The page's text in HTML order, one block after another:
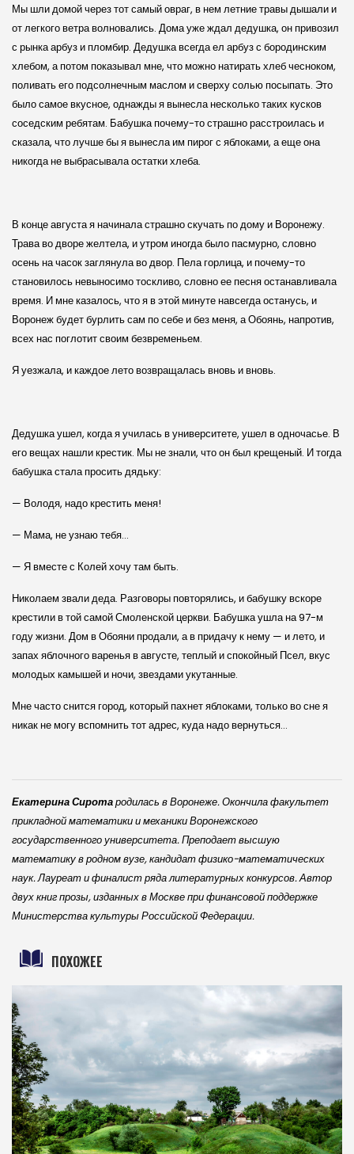
Мы шли домой через тот самый овраг, в нем летние травы дышали и
от легкого ветра волновались. Дома уже ждал дедушка, он привозил
с рынка арбуз и пломбир. Дедушка всегда ел арбуз с бородинским
хлебом, а потом показывал мне, что можно натирать хлеб чесноком,
поливать его подсолнечным маслом и сверху солью посыпать. Это
было самое вкусное, однажды я вынесла несколько таких кусков
соседским ребятам. Бабушка почему-то страшно расстроилась и
сказала, что лучше бы я вынесла им пирог с яблоками, а еще она
никогда не выбрасывала остатки хлеба.
В конце августа я начинала страшно скучать по дому и Воронежу.
Трава во дворе желтела, и утром иногда было пасмурно, словно
осень на часок заглянула во двор. Пела горлица, и почему-то
становилось невыносимо тоскливо, словно ее песня останавливала
время. И мне казалось, что я в этой минуте навсегда останусь, и
Воронеж будет бурлить сам по себе и без меня, а Обоянь, напротив,
всех нас поглотит своим безвременьем.
Я уезжала, и каждое лето возвращалась вновь и вновь.
Дедушка ушел, когда я училась в университете, ушел в одночасье. В
его вещах нашли крестик. Мы не знали, что он был крещеный. И тогда
бабушка стала просить дядьку:
— Володя, надо крестить меня!
— Мама, не узнаю тебя…
— Я вместе с Колей хочу там быть.
Николаем звали деда. Разговоры повторялись, и бабушку вскоре
крестили в той самой Смоленской церкви. Бабушка ушла на 97-м
году жизни. Дом в Обояни продали, а в придачу к нему — и лето, и
запах яблочного варенья в августе, теплый и спокойный Псел, вкус
молодых камышей и ночи, звездами укутанные.
Мне часто снится город, который пахнет яблоками, только во сне я
никак не могу вспомнить тот адрес, куда надо вернуться…
Екатерина Сиротародилась в Воронеже. Окончила факультет
прикладной математики и механики Воронежского
государственного университета. Преподает высшую
математику в родном вузе, кандидат физико-математических
наук. Лауреат и финалист ряда литературных конкурсов. Автор
двух книг прозы, изданных в Москве при финансовой поддержке
Министерства культуры Российской Федерации.
ПОХОЖЕЕ